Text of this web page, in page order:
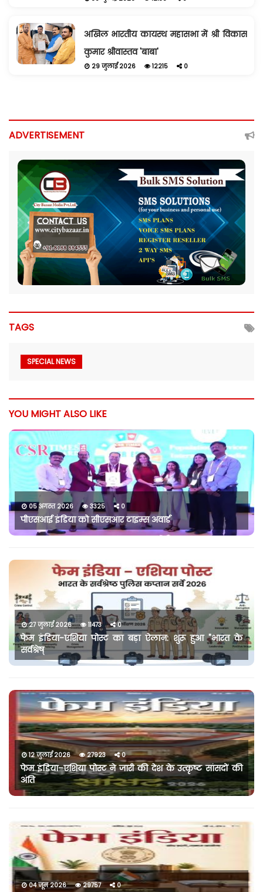
अखिल भारतीय कायस्थ महासभा में श्री विकास
कुमार श्रीवास्तव 'बाबा'
29 जुलाई 2026 12215 0
ADVERTISEMENT
TAGS
SPECIAL NEWS
YOU MIGHT ALSO LIKE
05 अगस्त 2026 3325 0
पीएसआई इंडिया को सीएसआर टाइम्स अवार्ड
27 जुलाई 2026 11473 0
फेम इंडिया-एशिया पोस्ट का बड़ा ऐलान: शुरू हुआ "भारत के
सर्वश्रेष्
12 जुलाई 2026 27923 0
फेम इंडिया–एशिया पोस्ट ने जारी की देश के उत्कृष्ट सांसदों की
अंति
04 जून 2026 29757 0